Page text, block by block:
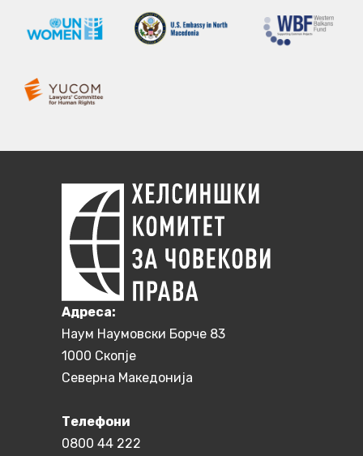
Aдреса:
Наум Наумовски Борче 83
1000 Скопје
Северна Македонија
Телефони
0800 44 222